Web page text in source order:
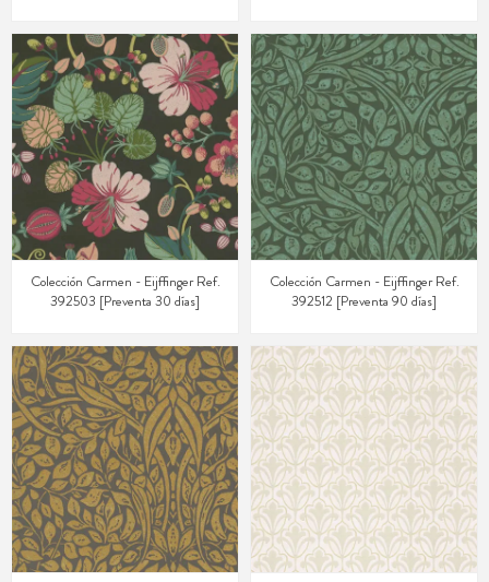
Colección Carmen - Eijffinger Ref.
392503 [Preventa 30 días]
Colección Carmen - Eijffinger Ref.
392512 [Preventa 90 días]